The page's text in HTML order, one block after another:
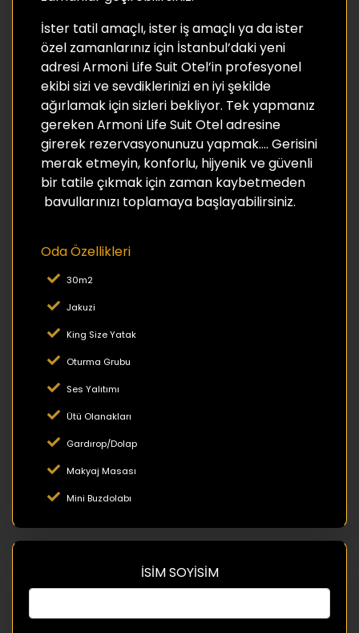
İster tatil amaçlı, ister iş amaçlı ya da ister
özel zamanlarınız için İstanbul’daki yeni
adresi Armoni Life Suit Otel’in profesyonel
ekibi sizi ve sevdiklerinizi en iyi şekilde
ağırlamak için sizleri bekliyor. Tek yapmanız
gereken Armoni Life Suit Otel adresine
girerek rezervasyonunuzu yapmak…. Gerisini
merak etmeyin, konforlu, hijyenik ve güvenli
bir tatile çıkmak için zaman kaybetmeden
bavullarınızı toplamaya başlayabilirsiniz.
Oda Özellikleri
30m2
Jakuzi
King Size Yatak
Oturma Grubu
Ses Yalıtımı
Ütü Olanakları
Gardırop/Dolap
Makyaj Masası
Mini Buzdolabı
İSİM SOYİSİM